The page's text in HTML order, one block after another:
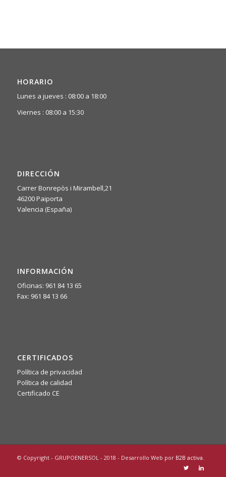
HORARIO
Lunes a jueves : 08:00 a 18:00
Viernes : 08:00 a 15:30
DIRECCIÓN
Carrer Bonrepòs i Mirambell,21
46200 Paiporta
Valencia (España)
INFORMACIÓN
Oficinas: 961 84 13 65
Fax: 961 84 13 66
CERTIFICADOS
Política de privacidad
Política de calidad
Certificado CE
© Copyright - GRUPOENERSOL - 2018 - Desarrollo Web por B2B activa